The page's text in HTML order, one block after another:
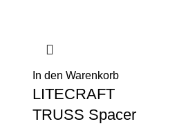
In den Warenkorb
LITECRAFT
TRUSS Spacer